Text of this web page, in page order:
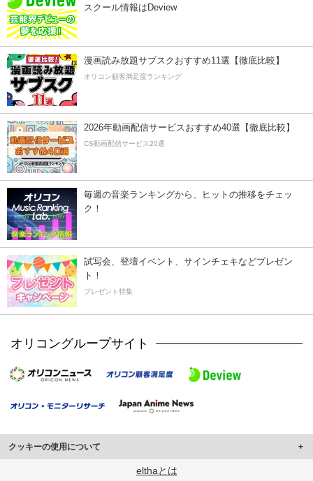
スクール情報はDeview
漫画読み放題サブスクおすすめ11選【徹底比較】
オリコン顧客満足度ランキング
2026年動画配信サービスおすすめ40選【徹底比較】
CS動画配信サービス20選
毎週の音楽ランキングから、ヒットの推移をチェッ
ク！
試写会、登壇イベント、サインチェキなどプレゼン
ト！
プレゼント特集
オリコングループサイト
クッキーの使用について
このサイトでは Cookie を使用して、ユーザーに合わせたコンテンツや広告の
elthaとは